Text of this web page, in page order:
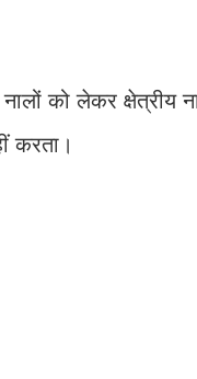
को लेकर क्षेत्रीय
करता।